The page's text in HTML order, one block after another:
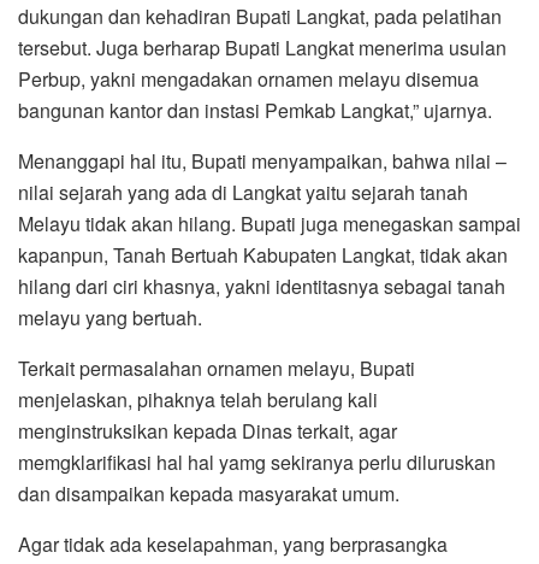
dukungan dan kehadiran Bupati Langkat, pada pelatihan
tersebut. Juga berharap Bupati Langkat menerima usulan
Perbup, yakni mengadakan ornamen melayu disemua
bangunan kantor dan instasi Pemkab Langkat,” ujarnya.
Menanggapi hal itu, Bupati menyampaikan, bahwa nilai –
nilai sejarah yang ada di Langkat yaitu sejarah tanah
Melayu tidak akan hilang. Bupati juga menegaskan sampai
kapanpun, Tanah Bertuah Kabupaten Langkat, tidak akan
hilang dari ciri khasnya, yakni identitasnya sebagai tanah
melayu yang bertuah.
Terkait permasalahan ornamen melayu, Bupati
menjelaskan, pihaknya telah berulang kali
menginstruksikan kepada Dinas terkait, agar
memgklarifikasi hal hal yamg sekiranya perlu diluruskan
dan disampaikan kepada masyarakat umum.
Agar tidak ada keselapahman, yang berprasangka